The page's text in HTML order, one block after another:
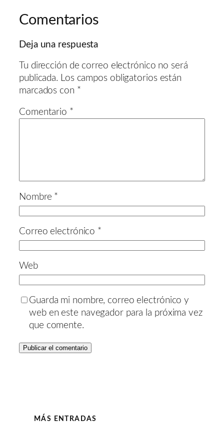
Comentarios
Deja una respuesta
Tu dirección de correo electrónico no será
publicada. Los campos obligatorios están
marcados con *
Comentario *
Nombre *
Correo electrónico *
Web
Guarda mi nombre, correo electrónico y
web en este navegador para la próxima vez
que comente.
MÁS ENTRADAS